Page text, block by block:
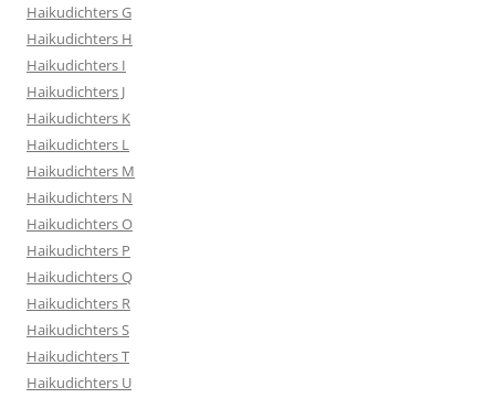
Haikudichters G
Haikudichters H
Haikudichters I
Haikudichters J
Haikudichters K
Haikudichters L
Haikudichters M
Haikudichters N
Haikudichters O
Haikudichters P
Haikudichters Q
Haikudichters R
Haikudichters S
Haikudichters T
Haikudichters U